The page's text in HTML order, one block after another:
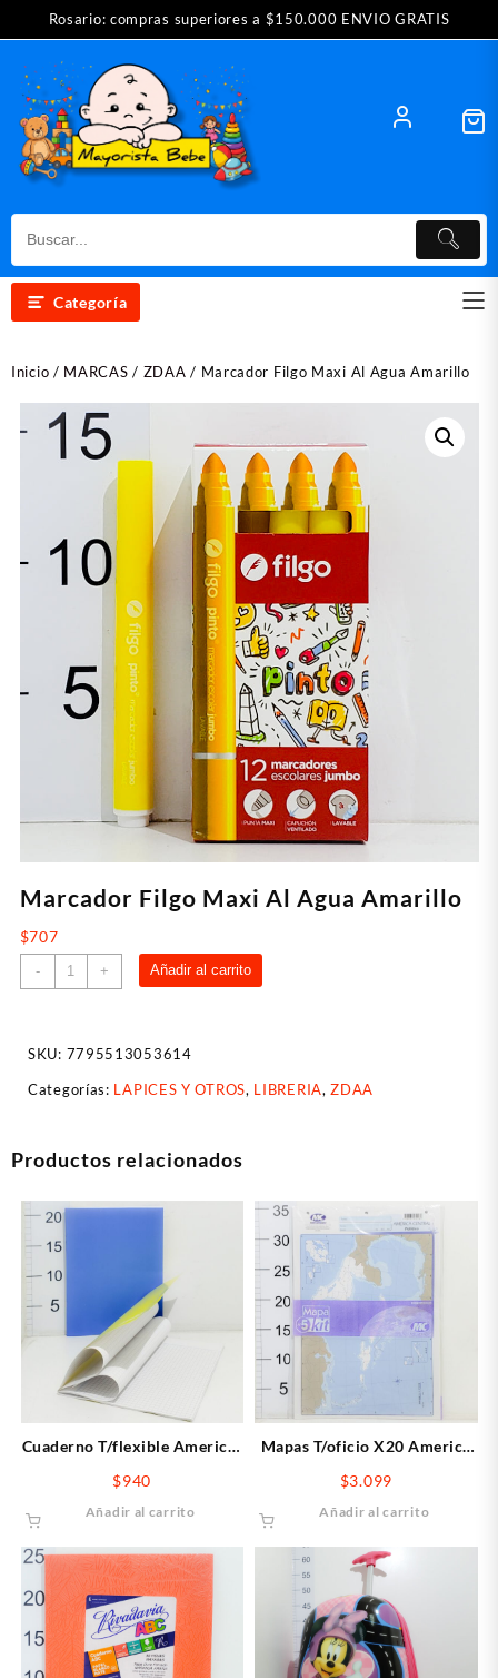
Rosario: compras superiores a $150.000 ENVIO GRATIS
Categoría
Inicio / MARCAS / ZDAA / Marcador Filgo Maxi Al Agua Amarillo
Marcador Filgo Maxi Al Agua Amarillo
$707
-
Marcador
Filgo
Agua
Amarillo
+ Añadir al carrito
SKU: 7795513053614
Categorías: LAPICES Y OTROS, LIBRERIA,ZDAA
Productos relacionados
Cuaderno T/flexible America-
24hojas
$940
Añadir al carrito
Mapas T/oficio X20 America
$3.099
Añadir al carrito